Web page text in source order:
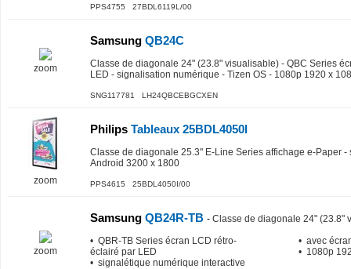
PPS4755 27BDL6119L/00
zoom
Samsung QB24C
Classe de diagonale 24" (23.8" visualisable) - QBC Series
LED - signalisation numérique - Tizen OS - 1080p 1920 x
SNG117781 LH24QBCEBGCXEN
zoom
Philips Tableaux 25BDL4050I
Classe de diagonale 25.3" E-Line Series affichage e-Paper
Android 3200 x 1800
PPS4615 25BDL4050I/00
zoom
Samsung QB24R-TB - Classe de diagonale 24" (23.8"
• QBR-TB Series écran LCD rétro-
éclairé par LED
• signalétique numérique interactive
• avec
• 1080p